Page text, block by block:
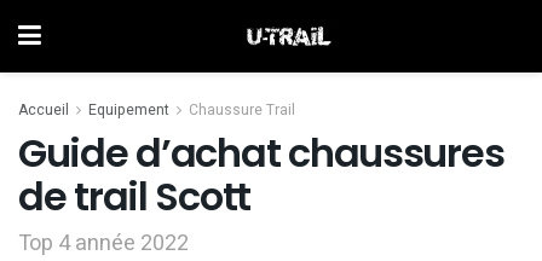
Accueil Equipement Chaussure Trail
Guide d’achat chaussures
de trail Scott
Top 4 année 2022